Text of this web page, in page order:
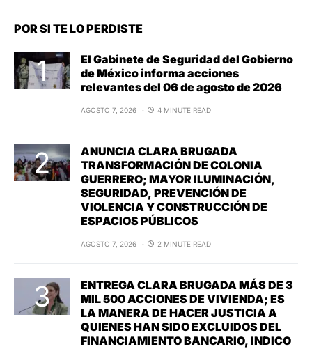
POR SI TE LO PERDISTE
El Gabinete de Seguridad del Gobierno
de México informa acciones
relevantes del 06 de agosto de 2026
AGOSTO 7, 2026 4 MINUTE READ
ANUNCIA CLARA BRUGADA
TRANSFORMACIÓN DE COLONIA
GUERRERO; MAYOR ILUMINACIÓN,
SEGURIDAD, PREVENCIÓN DE
VIOLENCIA Y CONSTRUCCIÓN DE
ESPACIOS PÚBLICOS
AGOSTO 7, 2026 2 MINUTE READ
ENTREGA CLARA BRUGADA MÁS DE 3
MIL 500 ACCIONES DE VIVIENDA; ES
LA MANERA DE HACER JUSTICIA A
QUIENES HAN SIDO EXCLUIDOS DEL
FINANCIAMIENTO BANCARIO, INDICO